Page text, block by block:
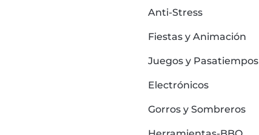
Anti-Stress
Fiestas y Animación
Juegos y Pasatiempos
Electrónicos
Gorros y Sombreros